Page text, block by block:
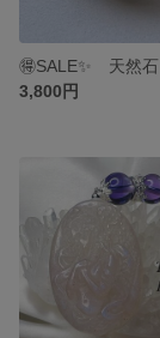
3,800円